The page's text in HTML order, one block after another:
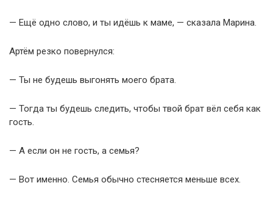
— Ещё одно слово, и ты идёшь к маме, — сказала Марина.
Артём резко повернулся:
— Ты не будешь выгонять моего брата.
— Тогда ты будешь следить, чтобы твой брат вёл себя как
гость.
— А если он не гость, а семья?
— Вот именно. Семья обычно стесняется меньше всех.